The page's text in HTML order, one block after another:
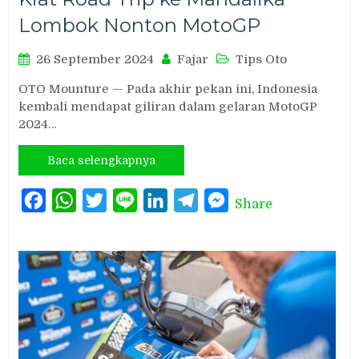
Lombok Nonton MotoGP
26 September 2024 Fajar Tips Oto
OTO Mounture — Pada akhir pekan ini, Indonesia
kembali mendapat giliran dalam gelaran MotoGP
2024…
Baca selengkapnya
FacebookWhatsAppTwitterLine LinkedInTelegramMessenger
Share